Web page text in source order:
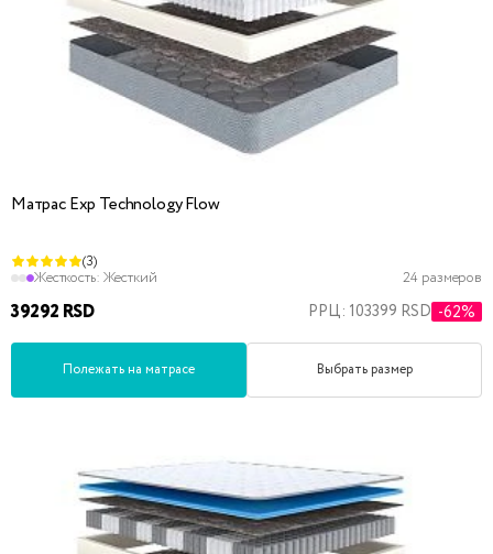
Матрас Exp Technology Flow
(3)
Жесткость: Жесткий 24 размеров
39292 RSD РРЦ: 103399 RSD -62%
Полежать на матрасе Выбрать размер